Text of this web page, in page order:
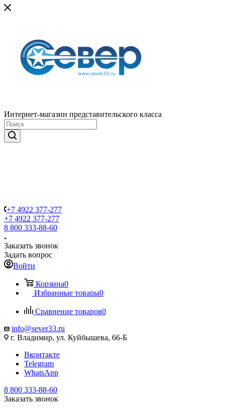
Интернет-магазин представительского класса
+7 4922 377-277
+7 4922 377-277
8 800 333-88-60
Заказать звонок
Задать вопрос
Войти
Корзина0
Избранные товары0
Сравнение товаров0
info@sever33.ru
г. Владимир, ул. Куйбышева, 66-Б
Вконтакте
Telegram
WhatsApp
8 800 333-88-60
Заказать звонок